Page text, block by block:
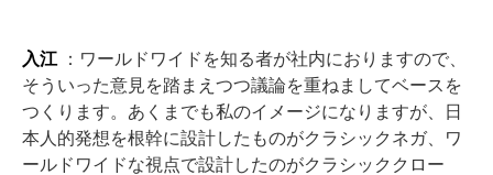
入江
：ワールドワイドを知る者が社内におりますので、
そういった意見を踏まえつつ議論を重ねましてベースを
つくります。あくまでも私のイメージになりますが、日
本人的発想を根幹に設計したものがクラシックネガ、ワ
ールドワイドな視点で設計したのがクラシッククロー